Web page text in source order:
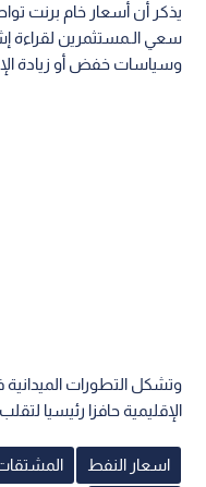
يذكر أن أسعار خام برنت
سعي الـمستثمرين لقراءة
وسياسات خفض أو زيادة
وتشكل التطورات الميدانية
الإقليمية حافزا رئيسيا
اسعار النفط